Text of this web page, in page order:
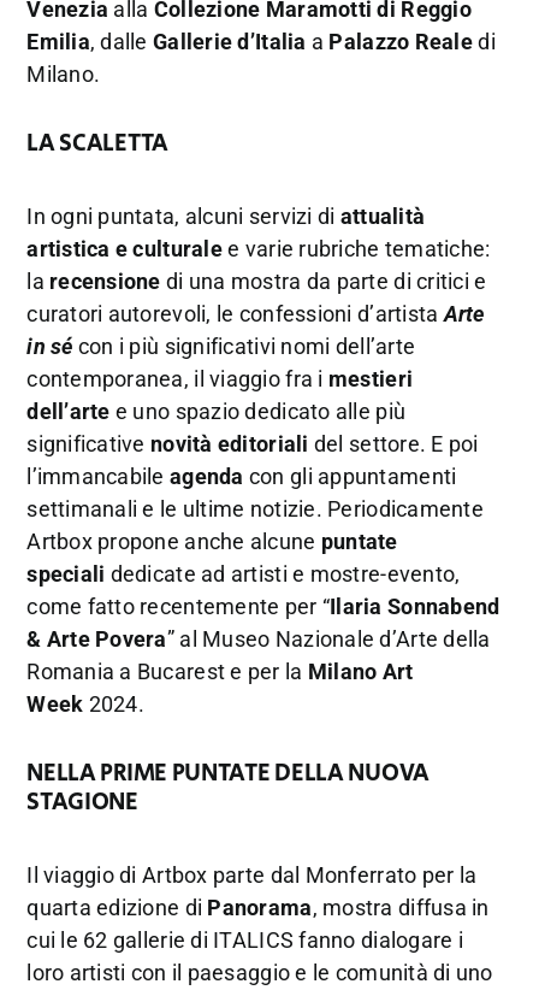
Venezia alla Collezione Maramotti di Reggio
Emilia, dalleGallerie d’Italia a Palazzo Realedi
Milano.
LA SCALETTA
In ogni puntata, alcuni servizi di attualità
artistica e culturalee varie rubriche tematiche:
la recensione di una mostra da parte di critici e
curatori autorevoli, le confessioni d’artistaArte
in sé con i più significativi nomi dell’arte
contemporanea, il viaggio fra i mestieri
dell’arte e uno spazio dedicato alle più
significative novità editoriali del settore. E poi
l’immancabileagenda con gli appuntamenti
settimanali e le ultime notizie. Periodicamente
Artbox propone anche alcune puntate
speciali dedicate ad artisti e mostre-evento,
come fatto recentemente per “Ilaria Sonnabend
& Arte Povera” al Museo Nazionale d’Arte della
Romania a Bucarest e per la Milano Art
Week 2024.
NELLA PRIME PUNTATE DELLA NUOVA
STAGIONE
Il viaggio di Artbox parte dal Monferrato per la
quarta edizione di Panorama, mostra diffusa in
cui le 62 gallerie di ITALICS fanno dialogare i
loro artisti con il paesaggio e le comunità di uno